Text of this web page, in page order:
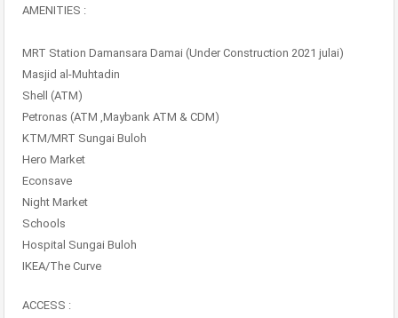
AMENITIES :
MRT Station Damansara Damai (Under Construction 2021 julai)
Masjid al-Muhtadin
Shell (ATM)
Petronas (ATM ,Maybank ATM & CDM)
KTM/MRT Sungai Buloh
Hero Market
Econsave
Night Market
Schools
Hospital Sungai Buloh
IKEA/The Curve
ACCESS :